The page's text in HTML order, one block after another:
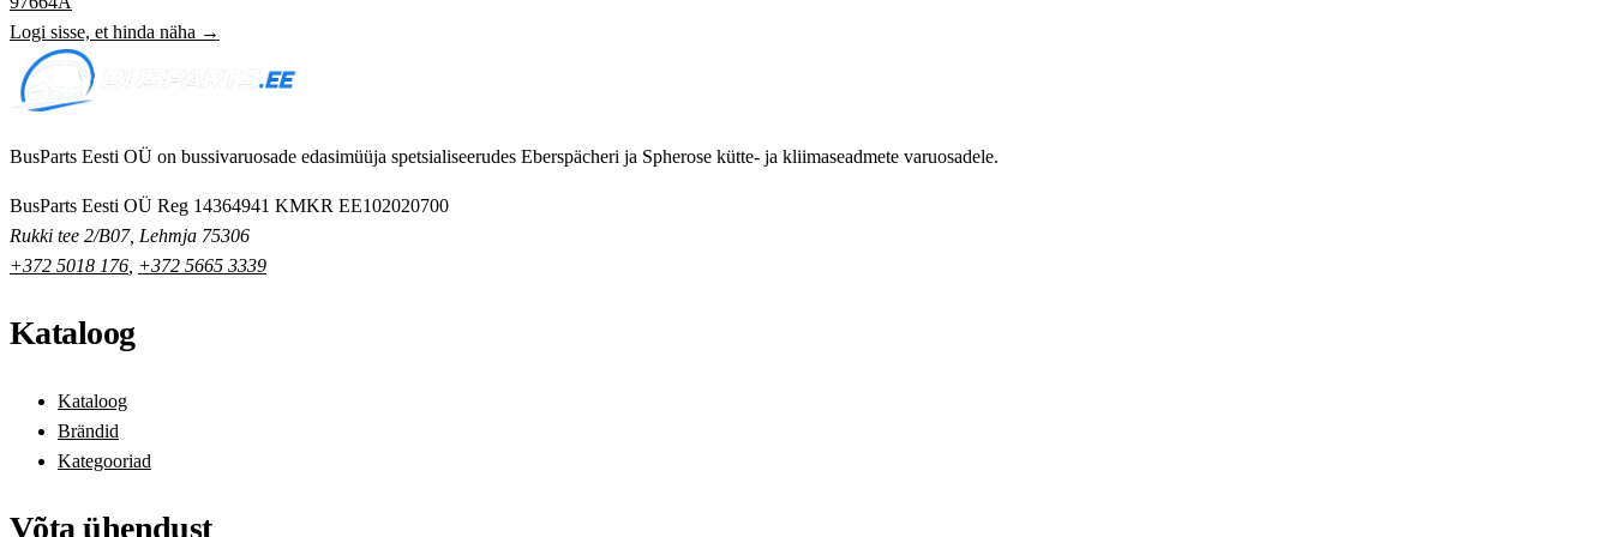
Logi sisse, et hinda näha →
BusParts Eesti OÜ on bussivaruosade edasimüüja spetsialiseerudes Eberspächeri ja Spherose kütte- ja kliimaseadmete varuosadele.
BusParts Eesti OÜ Reg 14364941 KMKR EE102020700
Rukki tee 2/B07, Lehmja 75306
+372 5018 176 +372 5665 3339
Kataloog
Kataloog
Brändid
Kategooriad
Võta ühendust